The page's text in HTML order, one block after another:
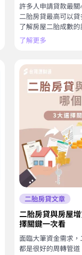
許多人申請貸款最
二胎房貸最高可以
了解房屋二胎成數的
了解更多
二胎房貸文章
二胎房貸與房屋
擇關鍵一次看
面臨大筆資金需求
都是很好的周轉管